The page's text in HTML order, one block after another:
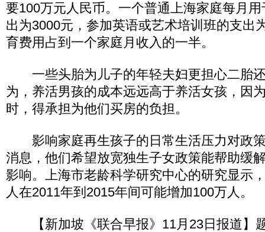
要100万元人民币。一个普通上海家庭每月
出为3000元，参加英语或艺术培训班的支出
育费用占到一个家庭月收入的一半。
一些头胎为儿子的年轻夫妇更担心二胎
为，养活男孩的成本远远高于养活女孩，因
时，得承担为他们买房的负担。
影响家庭再生孩子的日常生活压力对政
消息，他们希望放宽独生子女政策能帮助缓
影响。上海市老龄科学研究中心的研究显示
人在2011年到2015年间可能增加100万人。
【新加坡《联合早报》11月23日报道】